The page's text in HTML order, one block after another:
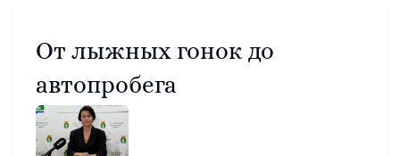
2026 году Неделя памяти впервые проводится
в международном формате и проходит в
рамках Года единства народов России,
объявленного Президентом России
Владимиром Путиным.
От лыжных гонок до
автопробега